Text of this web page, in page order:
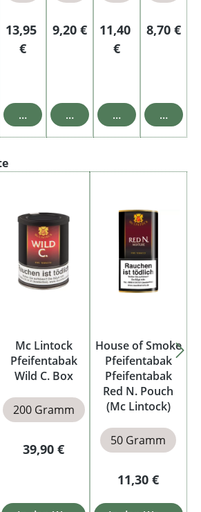
Preis:
Warenkorb
Regulärer Preis:
13,95
€
In den Warenkorb
Regulärer Preis:
9,20 €
In den Warenkorb
Regulärer Preis:
11,40
€
In den
8,70 €
In den
Mc Lintock
Pfeifentabak
Wild C. Box
200 Gramm
Regulärer Preis:
39,90 €
House of Smoke
Pfeifentabak
Pfeifentabak
Red N. Pouch
(Mc Lintock)
50 Gramm
Regulärer
11,30 €